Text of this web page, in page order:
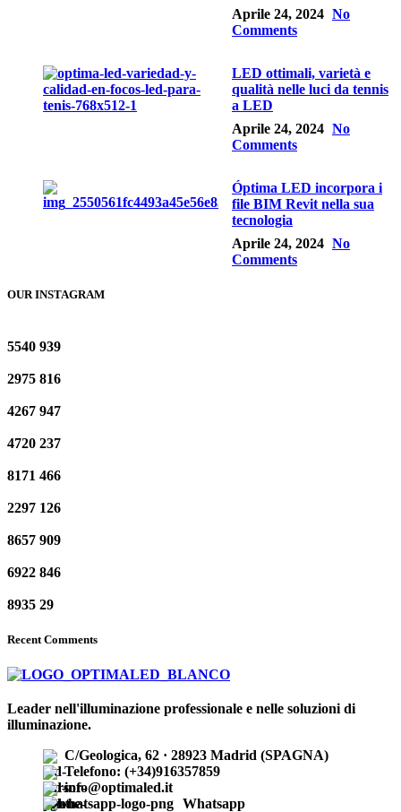
Aprile 24, 2024 No
Comments
LED ottimali, varietà e
qualità nelle luci da tennis
a LED
Aprile 24, 2024 No
Comments
Óptima LED incorpora i
file BIM Revit nella sua
tecnologia
Aprile 24, 2024 No
Comments
OUR INSTAGRAM
5540 939
2975 816
4267 947
4720 237
8171 466
2297 126
8657 909
6922 846
8935 29
Recent Comments
Leader nell'illuminazione professionale e nelle soluzioni di
illuminazione.
C/Geologica, 62 · 28923 Madrid (SPAGNA)
Telefono: (+34)916357859
info@optimaled.it
Whatsapp